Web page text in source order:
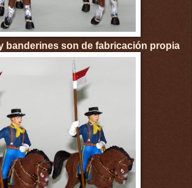
banderines son de fabricación propia